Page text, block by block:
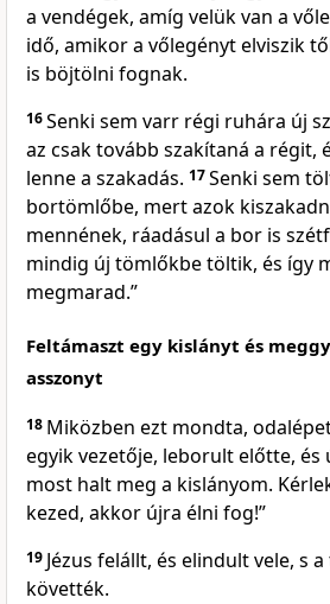
a vendégek, amíg velük van a
idő, amikor a vőlegényt elviszik
is böjtölni fognak.
16Senki sem varr régi ruhára új
az csak tovább szakítaná a régit,
lenne a szakadás. 17Senki sem
bortömlőbe, mert azok
mennének, ráadásul a bor is
mindig új tömlőkbe töltik, és így
megmarad.”
Feltámaszt egy kislányt és
asszonyt
18 Miközben ezt mondta,
egyik vezetője, leborult előtte, és
most halt meg a kislányom.
kezed, akkor újra élni fog!”
19 Jézus felállt, és elindult vele, s
követték.